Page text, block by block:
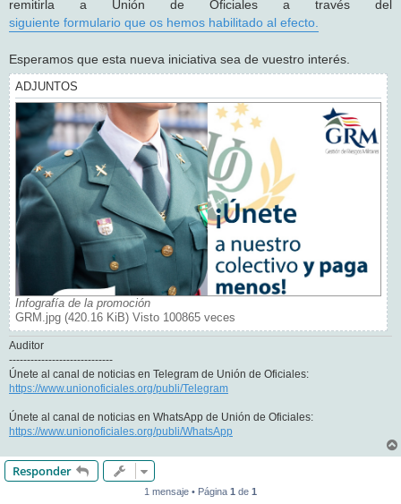
remitirla a Unión de Oficiales a través del
siguiente formulario que os hemos habilitado al efecto.
Esperamos que esta nueva iniciativa sea de vuestro interés.
ADJUNTOS
Infografía de la promoción
GRM.jpg (420.16 KiB) Visto 100865 veces
Auditor
-----------------------------
Únete al canal de noticias en Telegram de Unión de Oficiales:
https://www.unionoficiales.org/publi/Telegram
Únete al canal de noticias en WhatsApp de Unión de Oficiales:
https://www.unionoficiales.org/publi/WhatsApp
Responder
1 mensaje • Página 1 de 1